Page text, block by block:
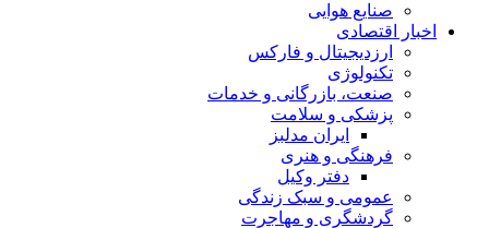
صنایع هوایی
اخبار اقتصادی
ارزدیجیتال و فارکس
تکنولوژی
صنعت، بازرگانی و خدمات
پزشکی و سلامت
ایران مدلبز
فرهنگی و هنری
دفتر وکیل
عمومی و سبک زندگی
گردشگری و مهاجرت